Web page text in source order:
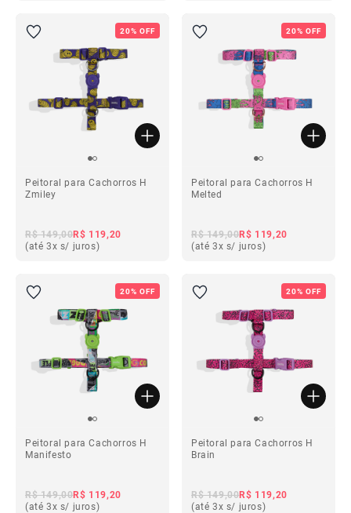
20% OFF
Peitoral para Cachorros H
Zmiley
R$ 149,00R$ 119,20
(até 3x s/ juros)
20% OFF
Peitoral para Cachorros H
Melted
R$ 149,00R$ 119,20
(até 3x s/ juros)
20% OFF
Peitoral para Cachorros H
Manifesto
R$ 149,00R$ 119,20
(até 3x s/ juros)
20% OFF
Peitoral para Cachorros H
Brain
R$ 149,00R$ 119,20
(até 3x s/ juros)